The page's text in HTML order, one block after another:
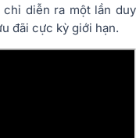
diễn ra một lần duy
đãi cực kỳ giới hạn.